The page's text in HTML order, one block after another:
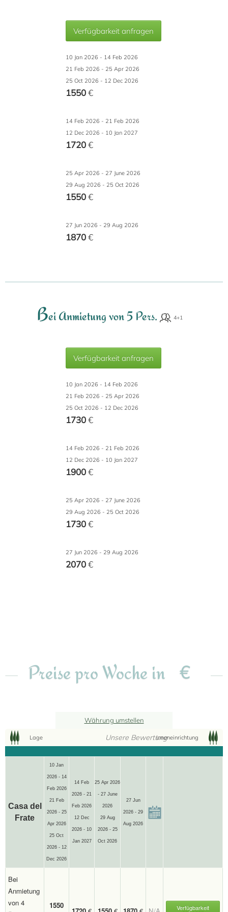
Verfügbarkeit anfragen
10 Jan 2026 - 14 Feb 2026
21 Feb 2026 - 25 Apr 2026
25 Oct 2026 - 12 Dec 2026
1550€
14 Feb 2026 - 21 Feb 2026
12 Dec 2026 - 10 Jan 2027
1720€
25 Apr 2026 - 27 June 2026
29 Aug 2026 - 25 Oct 2026
1550€
27 Jun 2026 - 29 Aug 2026
1870€
Bei Anmietung von 5 Pers.
Verfügbarkeit anfragen
10 Jan 2026 - 14 Feb 2026
21 Feb 2026 - 25 Apr 2026
25 Oct 2026 - 12 Dec 2026
1730€
14 Feb 2026 - 21 Feb 2026
12 Dec 2026 - 10 Jan 2027
1900€
25 Apr 2026 - 27 June 2026
29 Aug 2026 - 25 Oct 2026
1730€
27 Jun 2026 - 29 Aug 2026
2070€
Preise pro Woche in €
Währung umstellen
Lage Unsere BewertungInneneinrichtung
Casa del
Frate
10 Jan
2026 - 14
Feb 2026
21 Feb
2026 - 25
Apr 2026
25 Oct
2026 - 12
Dec 2026
14 Feb
2026 - 21
Feb 2026
12 Dec
2026 - 10
Jan 2027
25 Apr 2026
- 27 June
2026
29 Aug
2026 - 25
Oct 2026
27 Jun
2026 - 29
Aug 2026
Bei
Anmietung
von 4
1550
Verfügbarkeit